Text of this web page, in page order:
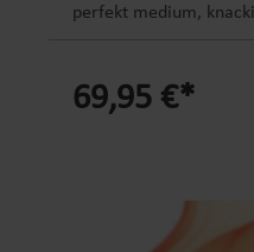
perfekt medium,
Stick: Viele
Temperaturführung,
leichte Reinigung,
69,95 €*